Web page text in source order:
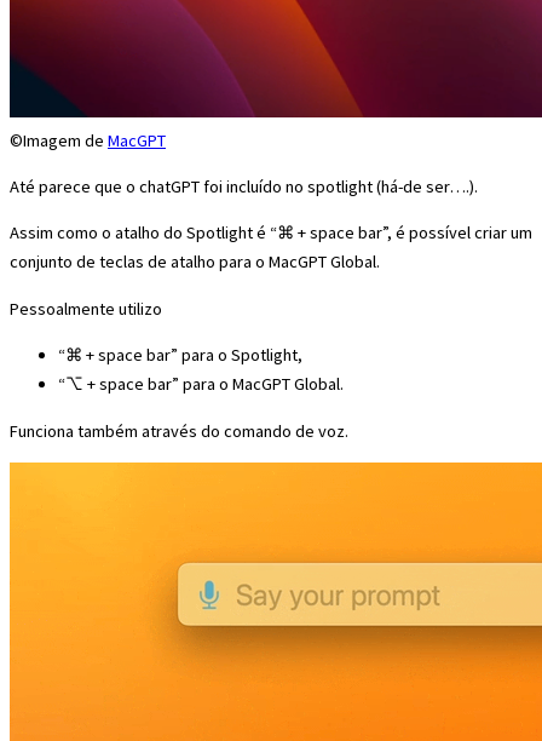
©Imagem de MacGPT
Até parece que o chatGPT foi incluído no spotlight (há-de ser….).
Assim como o atalho do Spotlight é “⌘ + space bar”, é possível criar um
conjunto de teclas de atalho para o MacGPT Global.
Pessoalmente utilizo
“⌘ + space bar” para o Spotlight,
“⌥ + space bar” para o MacGPT Global.
Funciona também através do comando de voz.